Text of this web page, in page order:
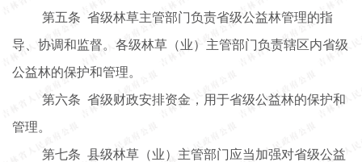
第五条 省级林草主管部门负责省级公益林管理的指
导、协调和监督。各级林草（业）主管部门负责辖区内省级
公益林的保护和管理。
第六条 省级财政安排资金，用于省级公益林的保护和
管理。
第七条 县级林草（业）主管部门应当加强对省级公益